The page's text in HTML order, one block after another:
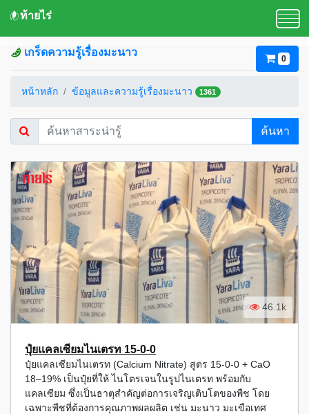
ท้ายไร่
เกร็ดความรู้เรื่องมะนาว
0
หน้าหลัก ข้อมูลและความรู้เรื่องมะนาว 1361
ค้นหา
46.1k
ปุ๋ยแคลเซียมไนเตรท 15-0-0
ปุ๋ยแคลเซียมไนเตรท (Calcium Nitrate) สูตร 15-0-0 + CaO
18–19% เป็นปุ๋ยที่ให้ ไนโตรเจนในรูปไนเตรท พร้อมกับ
แคลเซียม ซึ่งเป็นธาตุสำคัญต่อการเจริญเติบโตของพืช โดย
เฉพาะพืชที่ต้องการคุณภาพผลผลิต เช่น มะนาว มะเขือเทศ